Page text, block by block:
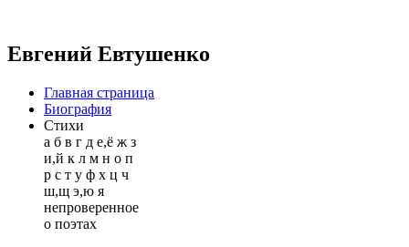
Евгений Евтушенко
Главная страница
Биография
Стихи
а б в г д е,ё ж з
и,й к л м н о п
р с т у ф х ц ч
ш,щ э,ю я
непроверенное
о поэтах